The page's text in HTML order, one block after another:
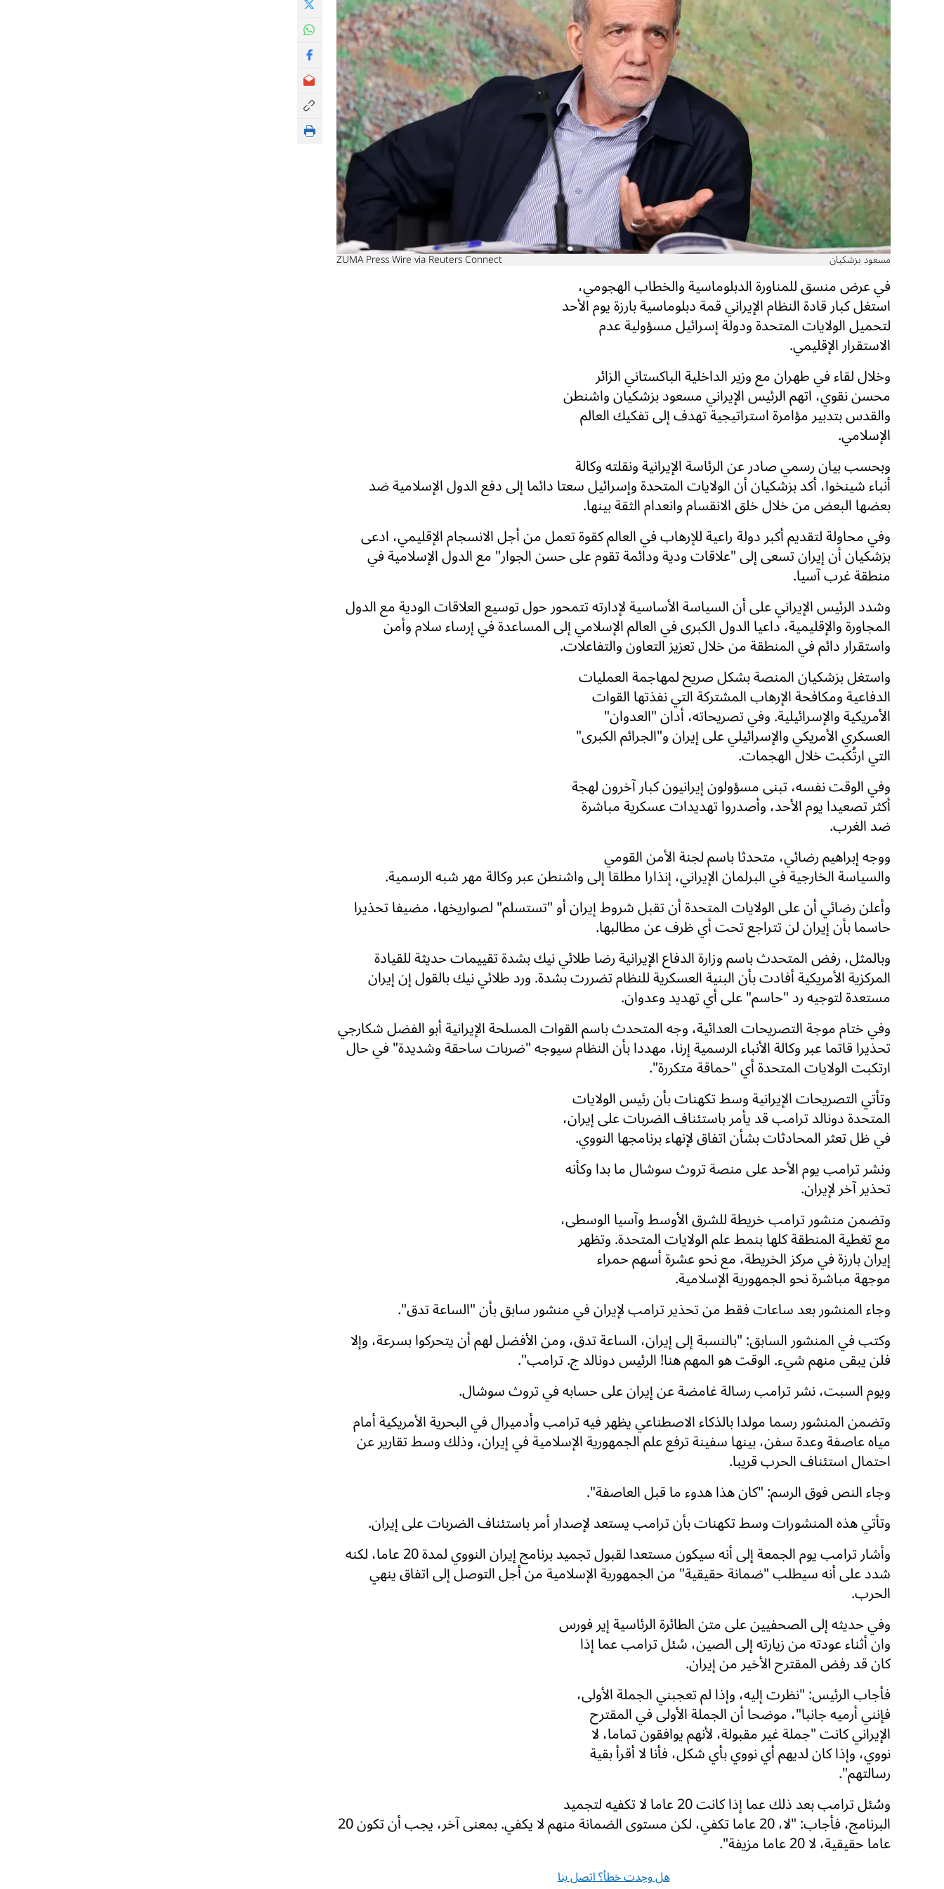
مسعود بزشكيان ZUMA Press Wire via Reuters Connect
في عرض منسق للمناورة الدبلوماسية والخطاب الهجومي،
استغل كبار قادة النظام الإيراني قمة دبلوماسية بارزة يوم الأحد
لتحميل الولايات المتحدة ودولة إسرائيل مسؤولية عدم
الاستقرار الإقليمي.
وخلال لقاء في طهران مع وزير الداخلية الباكستاني الزائر
محسن نقوي، اتهم الرئيس الإيراني مسعود بزشكيان واشنطن
والقدس بتدبير مؤامرة استراتيجية تهدف إلى تفكيك العالم
الإسلامي.
وبحسب بيان رسمي صادر عن الرئاسة الإيرانية ونقلته وكالة
أنباء شينخوا، أكد بزشكيان أن الولايات المتحدة وإسرائيل سعتا دائما إلى دفع الدول الإسلامية ضد
بعضها البعض من خلال خلق الانقسام وانعدام الثقة بينها.
وفي محاولة لتقديم أكبر دولة راعية للإرهاب في العالم كقوة تعمل من أجل الانسجام الإقليمي، ادعى
بزشكيان أن إيران تسعى إلى "علاقات ودية ودائمة تقوم على حسن الجوار" مع الدول الإسلامية في
منطقة غرب آسيا.
وشدد الرئيس الإيراني على أن السياسة الأساسية لإدارته تتمحور حول توسيع العلاقات الودية مع الدول
المجاورة والإقليمية، داعيا الدول الكبرى في العالم الإسلامي إلى المساعدة في إرساء سلام وأمن
واستقرار دائم في المنطقة من خلال تعزيز التعاون والتفاعلات.
واستغل بزشكيان المنصة بشكل صريح لمهاجمة العمليات
الدفاعية ومكافحة الإرهاب المشتركة التي نفذتها القوات
الأمريكية والإسرائيلية. وفي تصريحاته، أدان "العدوان"
العسكري الأمريكي والإسرائيلي على إيران و"الجرائم الكبرى"
التي ارتُكبت خلال الهجمات.
وفي الوقت نفسه، تبنى مسؤولون إيرانيون كبار آخرون لهجة
أكثر تصعيدا يوم الأحد، وأصدروا تهديدات عسكرية مباشرة
ضد الغرب.
ووجه إبراهيم رضائي، متحدثا باسم لجنة الأمن القومي
والسياسة الخارجية في البرلمان الإيراني، إنذارا مطلقا إلى واشنطن عبر وكالة مهر شبه الرسمية.
وأعلن رضائي أن على الولايات المتحدة أن تقبل شروط إيران أو "تستسلم" لصواريخها، مضيفا تحذيرا
حاسما بأن إيران لن تتراجع تحت أي ظرف عن مطالبها.
وبالمثل، رفض المتحدث باسم وزارة الدفاع الإيرانية رضا طلائي نيك بشدة تقييمات حديثة للقيادة
المركزية الأمريكية أفادت بأن البنية العسكرية للنظام تضررت بشدة. ورد طلائي نيك بالقول إن إيران
مستعدة لتوجيه رد "حاسم" على أي تهديد وعدوان.
وفي ختام موجة التصريحات العدائية، وجه المتحدث باسم القوات المسلحة الإيرانية أبو الفضل شكارجي
تحذيرا قاتما عبر وكالة الأنباء الرسمية إرنا، مهددا بأن النظام سيوجه "ضربات ساحقة وشديدة" في حال
ارتكبت الولايات المتحدة أي "حماقة متكررة".
وتأتي التصريحات الإيرانية وسط تكهنات بأن رئيس الولايات
المتحدة دونالد ترامب قد يأمر باستئناف الضربات على إيران،
في ظل تعثر المحادثات بشأن اتفاق لإنهاء برنامجها النووي.
ونشر ترامب يوم الأحد على منصة تروث سوشال ما بدا وكأنه
تحذير آخر لإيران.
وتضمن منشور ترامب خريطة للشرق الأوسط وآسيا الوسطى،
مع تغطية المنطقة كلها بنمط علم الولايات المتحدة. وتظهر
إيران بارزة في مركز الخريطة، مع نحو عشرة أسهم حمراء
موجهة مباشرة نحو الجمهورية الإسلامية.
وجاء المنشور بعد ساعات فقط من تحذير ترامب لإيران في منشور سابق بأن "الساعة تدق".
وكتب في المنشور السابق: "بالنسبة إلى إيران، الساعة تدق، ومن الأفضل لهم أن يتحركوا بسرعة، وإلا
فلن يبقى منهم شيء. الوقت هو المهم هنا! الرئيس دونالد ج. ترامب".
ويوم السبت، نشر ترامب رسالة غامضة عن إيران على حسابه في تروث سوشال.
وتضمن المنشور رسما مولدا بالذكاء الاصطناعي يظهر فيه ترامب وأدميرال في البحرية الأمريكية أمام
مياه عاصفة وعدة سفن، بينها سفينة ترفع علم الجمهورية الإسلامية في إيران، وذلك وسط تقارير عن
احتمال استئناف الحرب قريبا.
وجاء النص فوق الرسم: "كان هذا هدوء ما قبل العاصفة".
وتأتي هذه المنشورات وسط تكهنات بأن ترامب يستعد لإصدار أمر باستئناف الضربات على إيران.
وأشار ترامب يوم الجمعة إلى أنه سيكون مستعدا لقبول تجميد برنامج إيران النووي لمدة 20 عاما، لكنه
شدد على أنه سيطلب "ضمانة حقيقية" من الجمهورية الإسلامية من أجل التوصل إلى اتفاق ينهي
الحرب.
وفي حديثه إلى الصحفيين على متن الطائرة الرئاسية إير فورس
وان أثناء عودته من زيارته إلى الصين، سُئل ترامب عما إذا
كان قد رفض المقترح الأخير من إيران.
فأجاب الرئيس: "نظرت إليه، وإذا لم تعجبني الجملة الأولى،
فإنني أرميه جانبا"، موضحا أن الجملة الأولى في المقترح
الإيراني كانت "جملة غير مقبولة، لأنهم يوافقون تماما، لا
نووي، وإذا كان لديهم أي نووي بأي شكل، فأنا لا أقرأ بقية
رسالتهم".
وسُئل ترامب بعد ذلك عما إذا كانت 20 عاما لا تكفيه لتجميد
البرنامج، فأجاب: "لا، 20 عاما تكفي، لكن مستوى الضمانة منهم لا يكفي. بمعنى آخر، يجب أن تكون 20
عاما حقيقية، لا 20 عاما مزيفة".
هل وجدت خطأ؟ اتصل بنا